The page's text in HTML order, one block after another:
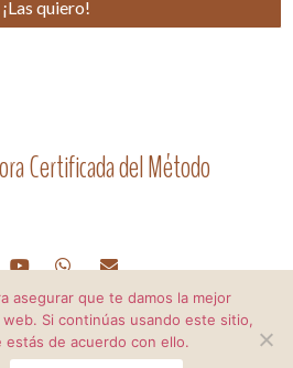
¡Las quiero!
Certificada del Método
asegurar que te damos la mejor
Si continúas usando este sitio,
estás de acuerdo con ello.